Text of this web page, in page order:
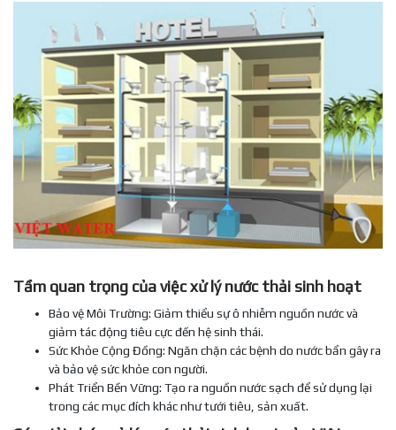
Tầm quan trọng của việc xử lý nước thải sinh hoạt
Bảo vệ Môi Trường: Giảm thiểu sự ô nhiễm nguồn nước và
giảm tác động tiêu cực đến hệ sinh thái.
Sức Khỏe Cộng Đồng: Ngăn chặn các bệnh do nước bẩn gây ra
và bảo vệ sức khỏe con người.
Phát Triển Bền Vững: Tạo ra nguồn nước sạch để sử dụng lại
trong các mục đích khác như tưới tiêu, sản xuất.